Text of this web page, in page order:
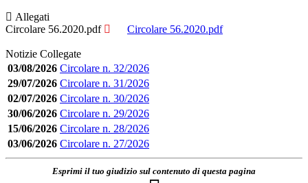
Allegati
Circolare 56.2020.pdf
Circolare 56.2020.pdf
Notizie Collegate
03/08/2026 Circolare n. 32/2026
29/07/2026 Circolare n. 31/2026
02/07/2026 Circolare n. 30/2026
30/06/2026 Circolare n. 29/2026
15/06/2026 Circolare n. 28/2026
03/06/2026 Circolare n. 27/2026
Esprimi il tuo giudizio sul contenuto di questa pagina